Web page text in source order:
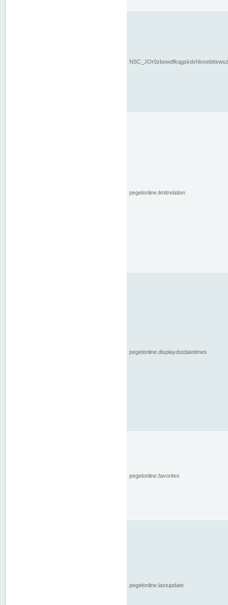
pegelonline.limitrelation
pegelonline.displaydstdatetimes
pegelonline.favorites
pegelonline.lastupdate